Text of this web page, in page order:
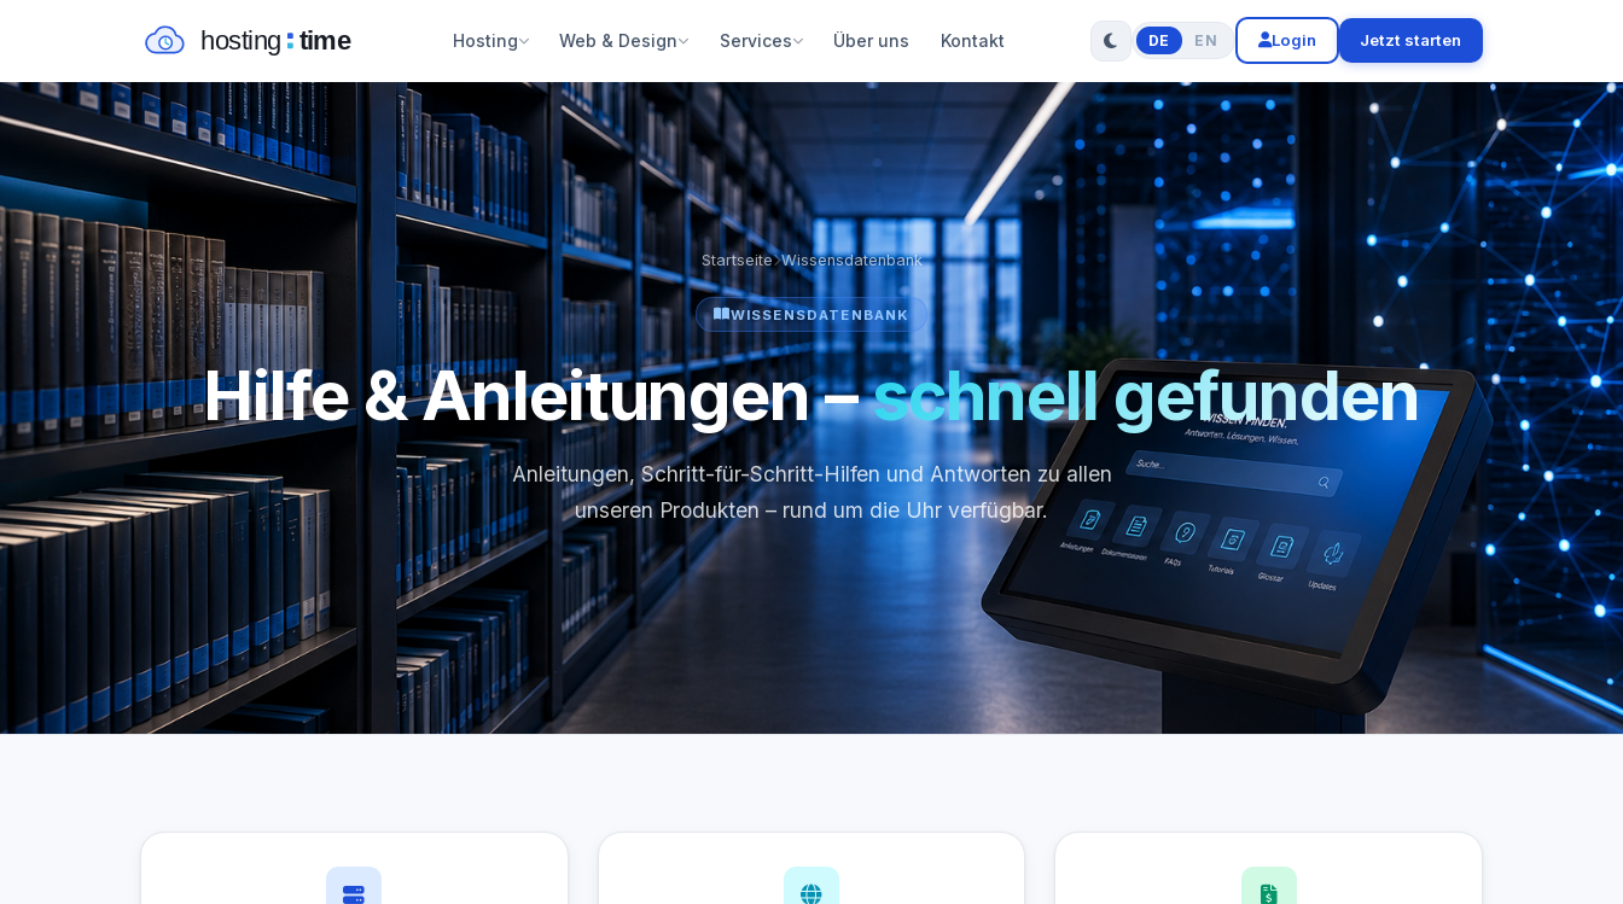
Hosting Web & Design Services Über uns Kontakt DE EN Login Jetzt starten
Startseite Wissensdatenbank
WISSENSDATENBANK
Hilfe & Anleitungen –schnell gefunden
Anleitungen, Schritt-für-Schritt-Hilfen und Antworten zu allen
unseren Produkten – rund um die Uhr verfügbar.